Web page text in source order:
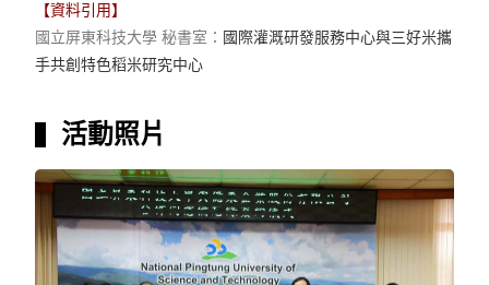
【資料引用】
國立屏東科技大學 秘書室： 國際灌溉研發服務中心與三好米攜
手共創特色稻米研究中心
活動照片